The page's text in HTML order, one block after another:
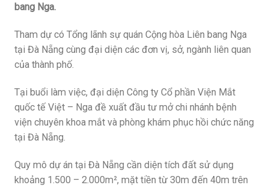
bang Nga.
Tham dự có Tổng lãnh sự quán Cộng hòa Liên bang Nga
tại Đà Nẵng cùng đại diện các đơn vị, sở, ngành liên quan
của thành phố.
Tại buổi làm việc, đại diện Công ty Cổ phần Viện Mắt
quốc tế Việt – Nga đề xuất đầu tư mở chi nhánh bệnh
viện chuyên khoa mắt và phòng khám phục hồi chức năng
tại Đà Nẵng.
Quy mô dự án tại Đà Nẵng cần diện tích đất sử dụng
khoảng 1.500 – 2.000m², mặt tiền từ 30m đến 40m trên